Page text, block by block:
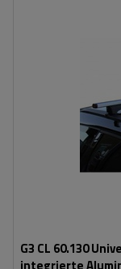
G3 CL 60.130